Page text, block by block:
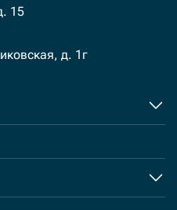
15
д. 1г